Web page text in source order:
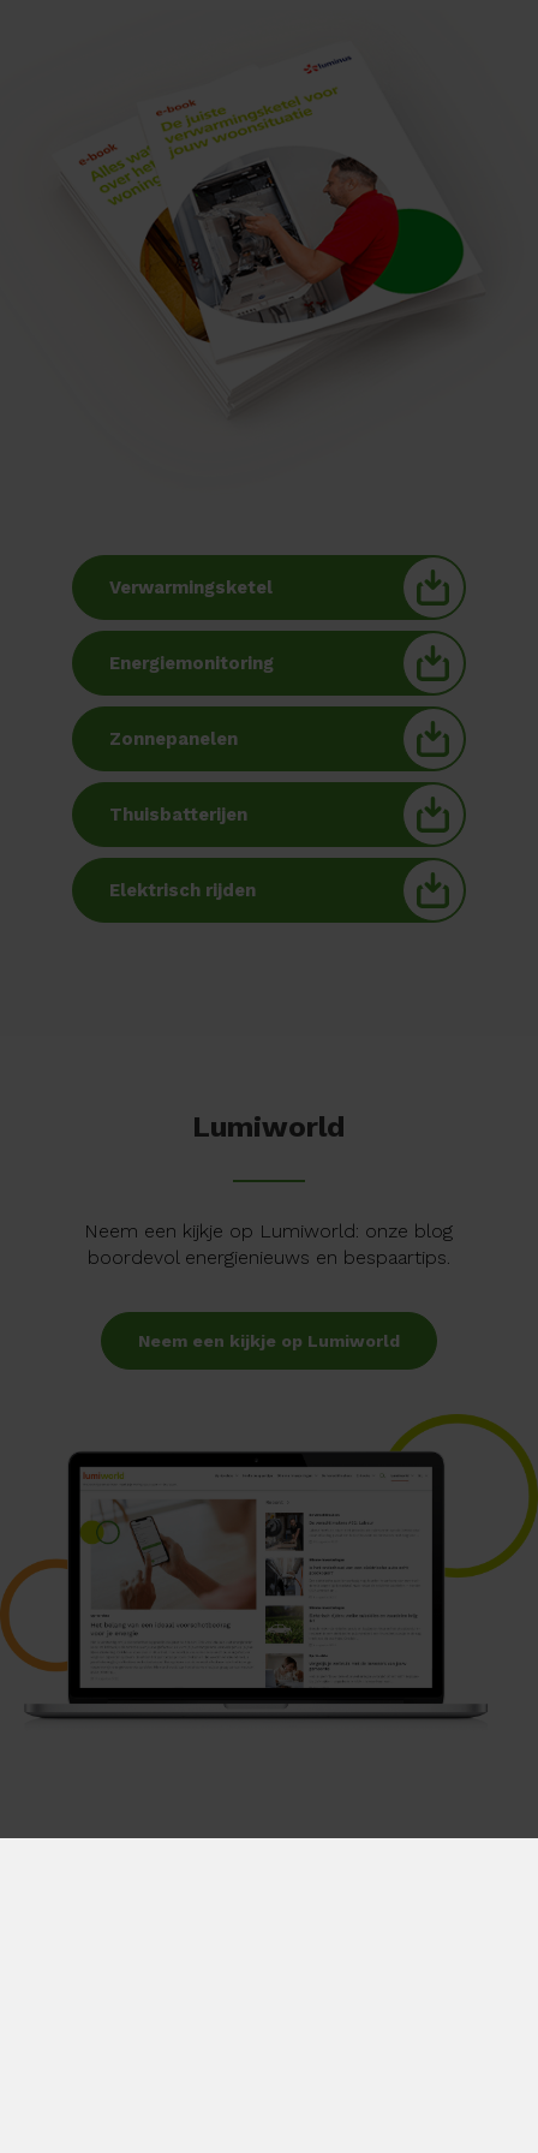
Verwarmingsketel
Energiemonitoring
Zonnepanelen
Thuisbatterijen
Elektrisch rijden
Lumiworld
Neem een kijkje op Lumiworld: onze blog
boordevol energienieuws en bespaartips.
Neem een kijkje op Lumiworld